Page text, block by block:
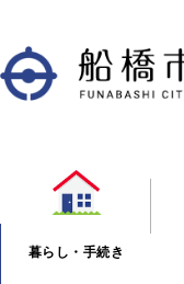
暮らし・手続き